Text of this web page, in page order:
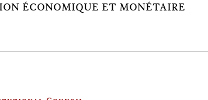
ÉCONOMIQUE ET MONÉTAIRE